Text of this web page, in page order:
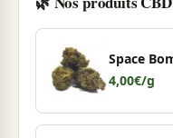
Space
4,00€/g